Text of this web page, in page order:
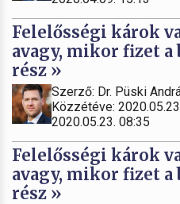
Felelősségi károk
avagy, mikor fizet a
rész »
Szerző: Dr. Püski
Közzétéve:
2020.05.23. 08:35
Felelősségi károk
avagy, mikor fizet a
rész »